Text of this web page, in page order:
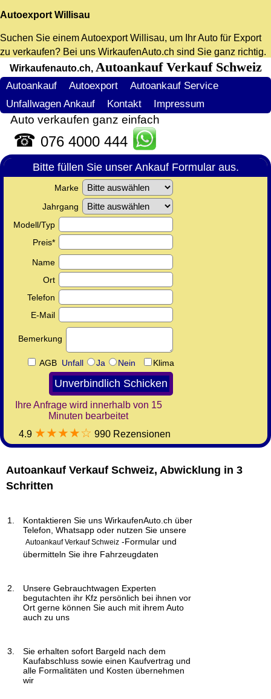
Autoexport Willisau
Suchen Sie einemAutoexport Willisau, um Ihr Auto für Export
zu verkaufen? Bei uns WirkaufenAuto.ch sind Sie ganz richtig.